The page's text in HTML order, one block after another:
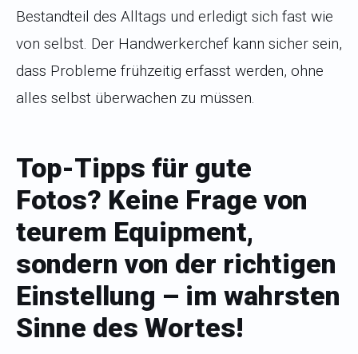
Bestandteil des Alltags und erledigt sich fast wie
von selbst. Der Handwerkerchef kann sicher sein,
dass Probleme frühzeitig erfasst werden, ohne
alles selbst überwachen zu müssen.
Top-Tipps für gute
Fotos? Keine Frage von
teurem Equipment,
sondern von der richtigen
Einstellung – im wahrsten
Sinne des Wortes!